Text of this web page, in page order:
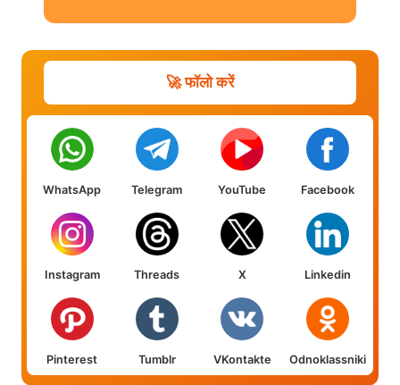
🚀 फॉलो करें
WhatsApp Telegram YouTube Facebook
Instagram Threads X Linkedin
Pinterest Tumblr VKontakte Odnoklassniki